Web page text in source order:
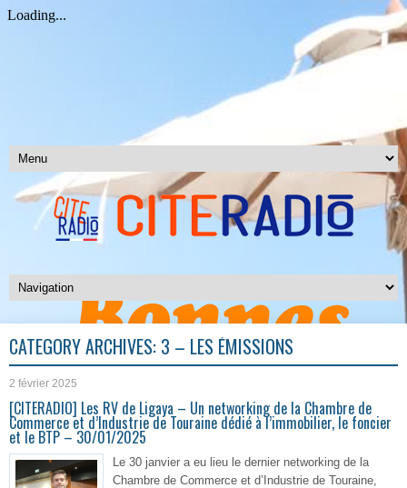
CATEGORY ARCHIVES: 3 – LES ÉMISSIONS
2 février 2025
[CITERADIO] Les RV de Ligaya – Un networking de la Chambre de
Commerce et d’Industrie de Touraine dédié à l’immobilier, le foncier
et le BTP – 30/01/2025
Le 30 janvier a eu lieu le dernier networking de la
Chambre de Commerce et d’Industrie de Touraine,